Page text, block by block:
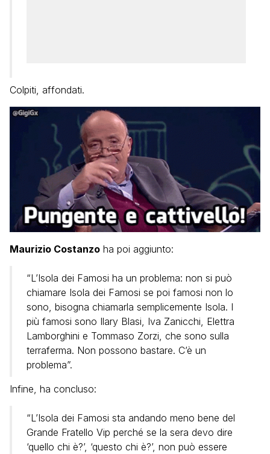
Colpiti, affondati.
Maurizio Costanzo ha poi aggiunto:
“L’Isola dei Famosi ha un problema: non si può
chiamare Isola dei Famosi se poi famosi non lo
sono, bisogna chiamarla semplicemente Isola. I
più famosi sono Ilary Blasi, Iva Zanicchi, Elettra
Lamborghini e Tommaso Zorzi, che sono sulla
terraferma. Non possono bastare. C’è un
problema”.
Infine, ha concluso:
“L’Isola dei Famosi sta andando meno bene del
Grande Fratello Vip perché se la sera devo dire
‘quello chi è?’, ‘questo chi è?’, non può essere